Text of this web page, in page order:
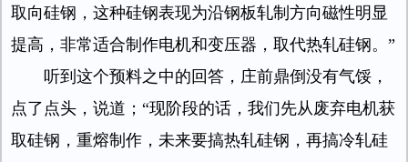
取向硅钢，这种硅钢表现为沿钢板轧制方向磁性明显
提高，非常适合制作电机和变压器，取代热轧硅钢。”
听到这个预料之中的回答，庄前鼎倒没有气馁，
点了点头，说道；“现阶段的话，我们先从废弃电机获
取硅钢，重熔制作，未来要搞热轧硅钢，再搞冷轧硅